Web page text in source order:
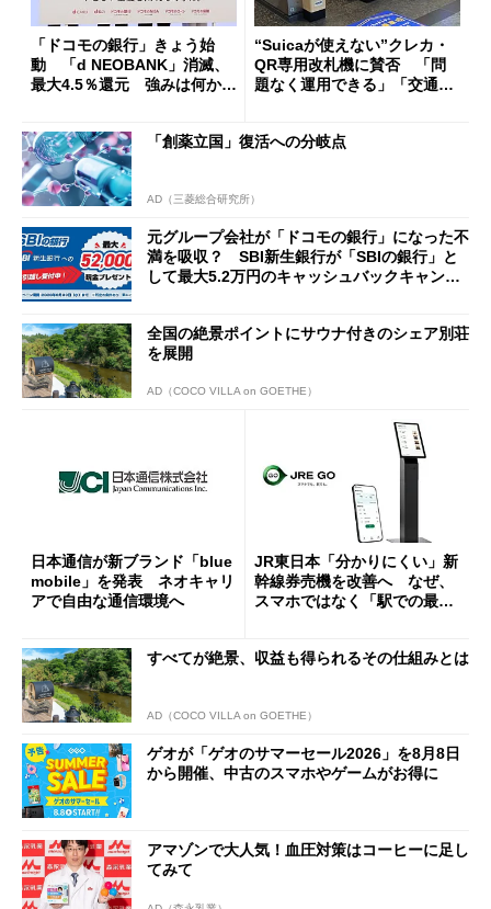
「ドコモの銀行」きょう始
動 「d NEOBANK」消滅、
最大4.5％還元 強みは何か解
“Suicaが使えない”クレカ・
QR専用改札機に賛否 「問
題なく運用できる」「交通系I
「創薬立国」復活への分岐点
AD（三菱総合研究所）
元グループ会社が「ドコモの銀行」になった不
満を吸収？ SBI新生銀行が「SBIの銀行」と
して最大5.2万円のキャッシュバックキャンペ
全国の絶景ポイントにサウナ付きのシェア別荘
を展開
AD（COCO VILLA on GOETHE）
日本通信が新ブランド「blue
mobile」を発表 ネオキャリ
アで自由な通信環境へ
JR東日本「分かりにくい」新
幹線券売機を改善へ なぜ、
スマホではなく「駅での最短
すべてが絶景、収益も得られるその仕組みとは
AD（COCO VILLA on GOETHE）
ゲオが「ゲオのサマーセール2026」を8月8日
から開催、中古のスマホやゲームがお得に
アマゾンで大人気！血圧対策はコーヒーに足し
てみて